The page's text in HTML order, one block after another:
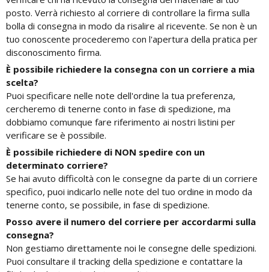
posto. Verrà richiesto al corriere di controllare la firma sulla
bolla di consegna in modo da risalire al ricevente. Se non è un
tuo conoscente procederemo con l'apertura della pratica per
disconoscimento firma.
È possibile richiedere la consegna con un corriere a mia
scelta?
Puoi specificare nelle note dell'ordine la tua preferenza,
cercheremo di tenerne conto in fase di spedizione, ma
dobbiamo comunque fare riferimento ai nostri listini per
verificare se è possibile.
È possibile richiedere di NON spedire con un
determinato corriere?
Se hai avuto difficoltà con le consegne da parte di un corriere
specifico, puoi indicarlo nelle note del tuo ordine in modo da
tenerne conto, se possibile, in fase di spedizione.
Posso avere il numero del corriere per accordarmi sulla
consegna?
Non gestiamo direttamente noi le consegne delle spedizioni.
Puoi consultare il tracking della spedizione e contattare la